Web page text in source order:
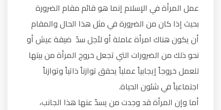
عمل المرأة في الإسلام إنما هو قائم مقام الضرورة
بحيث إذا كان من الضرورة في مثل هذا الحال والمقام
أن يكون هناك امرأة عاملة أو لأجل سدّ ضيقة عيش أو
نحو ذلك من الضرورات التي تجعل خروج المرأة من بيتها
للعمل خروجاً إيجابياً عملياً يحقق توازناً ذاتياً وتوازناً
اجتماعياً في شئون الحياة.
أما وإن المرأة قد وجدت من يسدّ عنها هذا الجانب،